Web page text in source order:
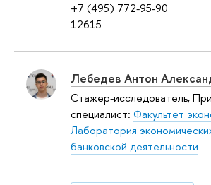
+7 (495) 772-95-90
12615
Лебедев Антон
Стажер-исследователь,
специалист: Факультет
Лаборатория
банковской деятельности